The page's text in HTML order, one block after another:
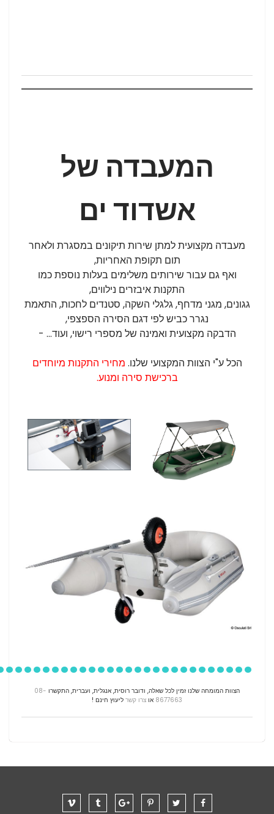
המעבדה של
אשדוד ים
מעבדה מקצועית למתן שירות תיקונים במסגרת ולאחר
תום תקופת האחריות,
ואף גם עבור שירותים משלימים בעלות נוספת כמו
התקנות איבזרים נילווים,
גגונים, מגני מדחף, גלגלי השקה, סטנדים לחכות, התאמת
נגרר כביש לפי דגם הסירה הספצפי,
הדבקה מקצועית ואמינה של מספרי רישוי, ועוד... -
הכל ע"י הצוות המקצועי שלנו. מחירי התקנות מיוחדים
ברכישת סירה ומנוע.
............
............
הצוות המומחה שלנו זמין לכל שאלה, ודובר רוסית, אנגלית, ועברית, התקשרו 08-
8677663 או צרו קשר ליעוץ חינם !